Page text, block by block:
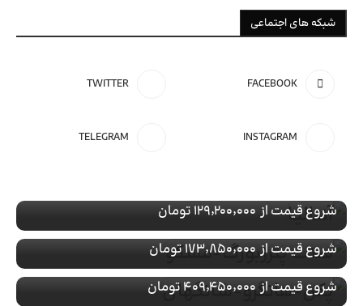
شبکه های اجتماعی
FACEBOOK
TWITTER
INSTAGRAM
TELEGRAM
شروع قیمت از ۱۲۹٬۲۰۰٬۰۰۰ تومان
با پرواز
شروع قیمت از۱۷۳٬۸۵۰٬۰۰۰ تومان
تور ویژهچین
رزرو تور پکن-هانگزو-شانگهای
با پرواز
شروع قیمت از۴۰۹٬۴۵۰٬۰۰۰ تومان
تور ویژهترکیه
رزرو تور کوش اداسی
با پرواز